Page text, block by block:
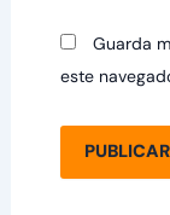
Guarda
este